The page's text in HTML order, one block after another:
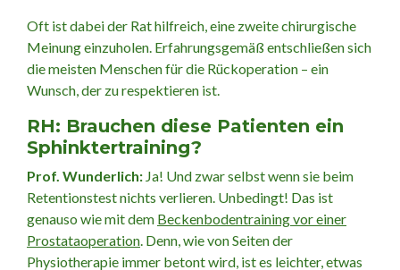
Oft ist dabei der Rat hilfreich, eine zweite chirurgische
Meinung einzuholen. Erfahrungsgemäß entschließen sich
die meisten Menschen für die Rückoperation – ein
Wunsch, der zu respektieren ist.
RH: Brauchen diese Patienten ein
Sphinktertraining?
Prof. Wunderlich: Ja! Und zwar selbst wenn sie beim
Retentionstest nichts verlieren. Unbedingt! Das ist
genauso wie mit dem Beckenbodentraining vor einer
Prostataoperation. Denn, wie von Seiten der
Physiotherapie immer betont wird, ist es leichter, etwas